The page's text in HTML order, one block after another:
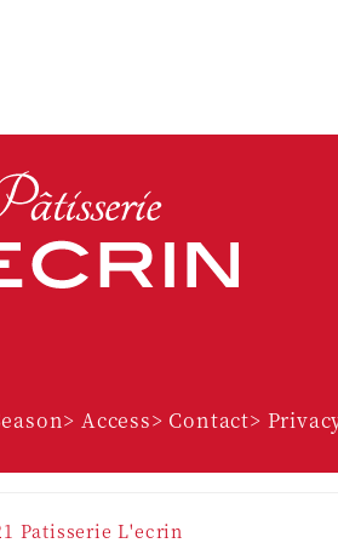
> Access> Contact>
Patisserie L'ecrin